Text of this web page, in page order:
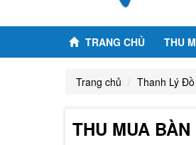
TRANG CHỦ THU
Trang chủ Thanh Lý
THU MUA